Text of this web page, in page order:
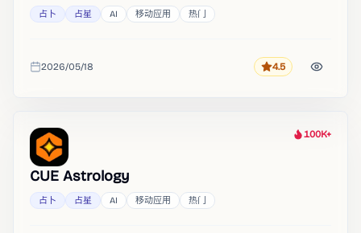
占卜 占星 AI 移动应用 热门
收录时间
2026/05/18 评分4.5
热度
100K+
CUE Astrology
占卜 占星 AI 移动应用 热门